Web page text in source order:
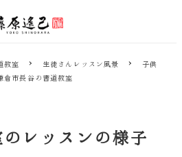
教室 生徒さんレッスン風景
子供
倉市長谷の書道教室
レッスンの様子